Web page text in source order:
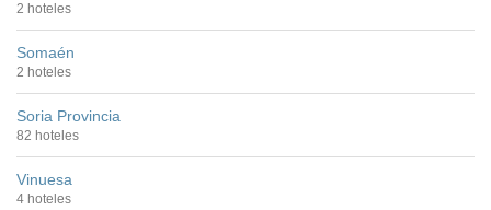
2 hoteles
Somaén
2 hoteles
Soria Provincia
82 hoteles
Vinuesa
4 hoteles